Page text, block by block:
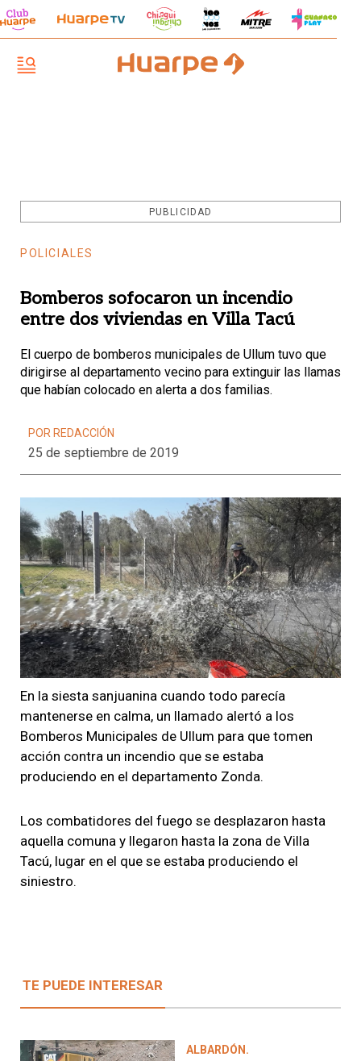
PUBLICIDAD
POLICIALES
Bomberos sofocaron un incendio
entre dos viviendas en Villa Tacú
El cuerpo de bomberos municipales de Ullum tuvo que
dirigirse al departamento vecino para extinguir las llamas
que habían colocado en alerta a dos familias.
POR REDACCIÓN
25 de septiembre de 2019
En la siesta sanjuanina cuando todo parecía
mantenerse en calma, un llamado alertó a los
Bomberos Municipales de Ullum para que tomen
acción contra un incendio que se estaba
produciendo en el departamento Zonda.
Los combatidores del fuego se desplazaron hasta
aquella comuna y llegaron hasta la zona de Villa
Tacú, lugar en el que se estaba produciendo el
siniestro.
TE PUEDE INTERESAR
ALBARDÓN.